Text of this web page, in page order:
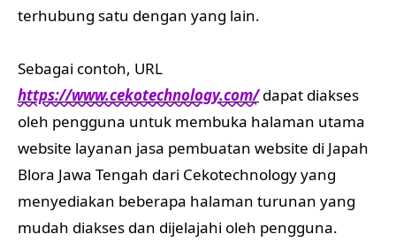
terhubung satu dengan yang lain.
Sebagai contoh, URL
https://www.cekotechnology.com/dapat diakses
oleh pengguna untuk membuka halaman utama
website layanan jasa pembuatan website di Japah
Blora Jawa Tengah dari Cekotechnology yang
menyediakan beberapa halaman turunan yang
mudah diakses dan dijelajahi oleh pengguna.